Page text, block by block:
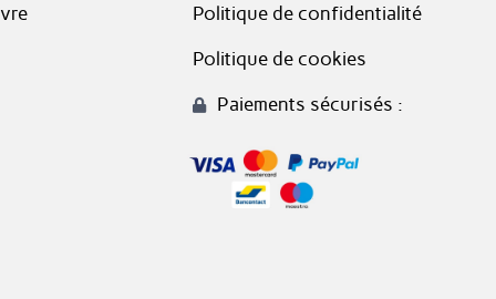
Politique de confidentialité
Politique de cookies
Paiements sécurisés :